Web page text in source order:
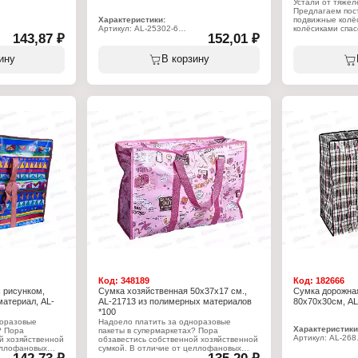
143,87 ₽
Характеристики:
Артикул: AL-25302-6
Размер: 80х55х30 см
Материал: полимер
152,01 ₽
В корзину
Устали от
Предлагаем
подвижные
колёсиками
тяжести в
Размеры:
Особенность:
AL-
Пора
хозяйственной
Код:348189
Сумка хозяйственная 50х37х17 см.,
AL-21713 из полимерных материалов
*100
Надоело платить за одноразовые
пакеты в супермаркетах? Пора
обзавестись собственной хозяйственной
сумкой. В отличие от целлофановых
Код: 182666
Сумка
80х70х30см,
Артикул: AL-268